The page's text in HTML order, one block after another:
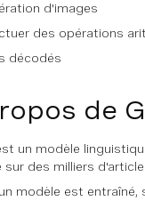
d'images
des opérations
décodés
de
un modèle
sur des milliers
modèle est entraîné,